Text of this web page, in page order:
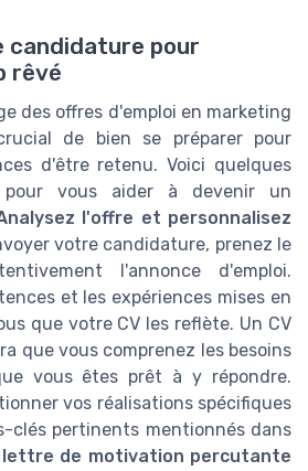
candidature pour
rêvé
des offres d'emploi en marketing
de bien se préparer pour
d'être retenu. Voici quelques
pour vous aider à devenir un
l'offre et personnalisez
votre candidature, prenez le
l'annonce d'emploi.
et les expériences mises en
que votre CV les reflète. Un CV
que vous comprenez les besoins
vous êtes prêt à y répondre.
vos réalisations spécifiques
clés pertinents mentionnés dans
lettre de motivation percutante